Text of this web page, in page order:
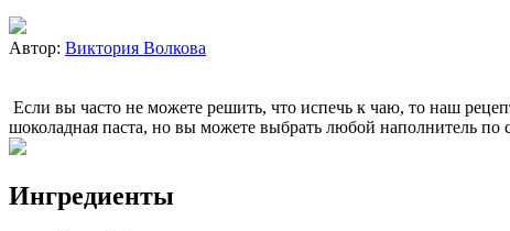
Автор: Виктория Волкова
Если вы часто не можете решить, что испечь к чаю, то наш
шоколадная паста, но вы можете выбрать любой наполнитель по
Ингредиенты